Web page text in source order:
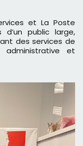
et La Poste
public large,
des services de
et